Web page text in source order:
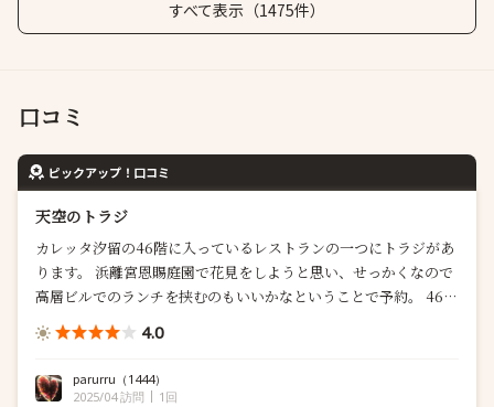
すべて表示（1475件）
口コミ
ピックアップ！口コミ
天空のトラジ
カレッタ汐留の46階に入っているレストランの一つにトラジがあ
ります。 浜離宮恩賜庭園で花見をしようと思い、せっかくなので
高層ビルでのランチを挟むのもいいかなということで予約。 46階
には鉄板焼きや寿司など高級そうなお店が並ぶ中、こちらはトラ
ジということで、ある程度の安心感があります(価格、ク...
4.0
parurru （1444）
2025/04 訪問
1回